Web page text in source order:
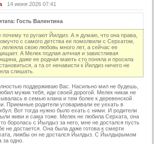
14 июня 2026 07:41
Гость Валентина
почему то ругают Йилдиз. А я думаю, что она права,
с самого детства ее помолвили с Серхатом,
лелеяла свою любовь много лет, а сейчас ее
А Мелек подлая алчная и завистливая
даже ее родная мають єто поняла и просила
а та от ненависти к Йилдиз ничего не
слишать.
поддерживаю Вас. Насильно мил не будешь,
мужик тебя, иди своей дорогой. Мелек никак не
в семью клана и тем более к деревенской
Приемные родители уговаривали ее уехать в
Вот тогда нужно было ехать с ними. И родители
живи и сама тоже. Мелек не любила Серхата, она
боролась с Йылдыз за него, мне не достался пусть
не достается. Она была даже готова к смерти
лижбы он не достался Йылдыз. С Йылдырымом
за одно.